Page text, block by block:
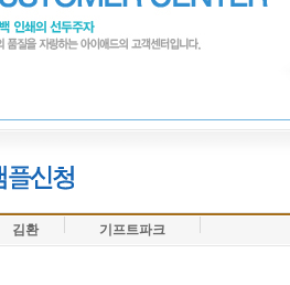
김환 기프트파크